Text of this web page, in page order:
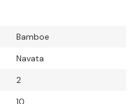
Bamboe
Navata
2